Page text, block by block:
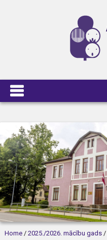
Home/ 2025./2026. mācību gads/